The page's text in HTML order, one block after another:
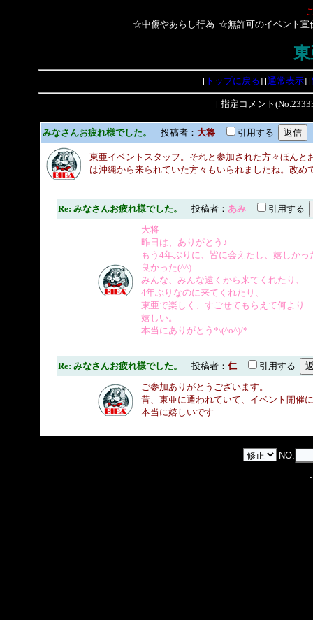
☆中傷やあらし行為 ☆無許可のイベント宣
[トップに戻る] [通常表示] [
[ 指定コメント
みなさんお疲れ様でした。 投稿者： 大将 引用する
東亜イベントスタッフ。それと参加された方々ほん
は沖縄から来られていた方々もいられましたね。改
Re: みなさんお疲れ様でした。 投稿者： あみ
引用する
大将
昨日は、ありがとう♪
もう4年ぶりに、皆に会えたし、嬉しかっ
良かった(^^)
みんな、みんな遠くから来てくれたり、
4年ぶりなのに来てくれたり、
東亜で楽しく、すごせてもらえて何より
嬉しい。
本当にありがとう*\(^o^)/*
Re: みなさんお疲れ様でした。 投稿者： 仁
引用する
ご参加ありがとうございます。
昔、東亜に通われていて、イベント開催
本当に嬉しいです
NO:
-